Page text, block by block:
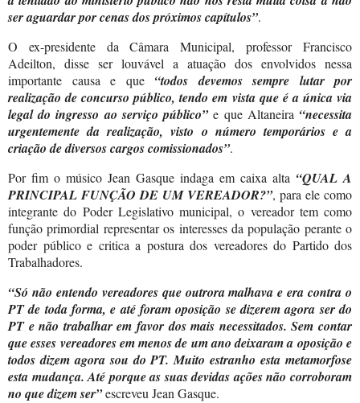
ser aguardar por cenas dos próximos capítulos”.
O ex-presidente da Câmara Municipal, professor Francisco
Adeilton, disse ser louvável a atuação dos envolvidos nessa
importante causa e que “todos devemos sempre lutar por
realização de concurso público, tendo em vista que é a única via
legal do ingresso ao serviço público”e que Altaneira “necessita
urgentemente da realização, visto o número temporários e a
criação de diversos cargos comissionados”.
Por fim o músico Jean Gasque indaga em caixa alta “QUAL A
PRINCIPAL FUNÇÃO DE UM VEREADOR?”, para ele como
integrante do Poder Legislativo municipal, o vereador tem como
função primordial representar os interesses da população perante o
poder público e critica a postura dos vereadores do Partido dos
Trabalhadores.
“Só não entendo vereadores que outrora malhava e era contra o
PT de toda forma, e até foram oposição se dizerem agora ser do
PT e não trabalhar em favor dos mais necessitados. Sem contar
que esses vereadores em menos de um ano deixaram a oposição e
todos dizem agora sou do PT. Muito estranho esta metamorfose
esta mudança. Até porque as suas devidas ações não corroboram
no que dizem ser”escreveu Jean Gasque.